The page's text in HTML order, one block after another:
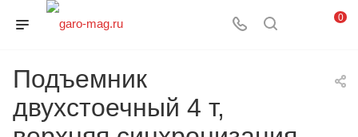
0
Подъемник
двухстоечный 4 т,